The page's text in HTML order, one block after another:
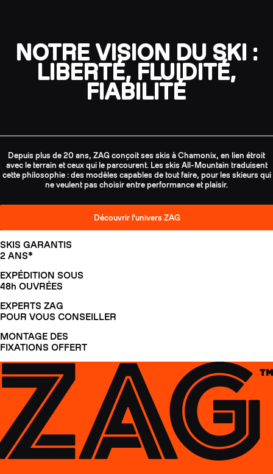
NOTRE VISION DU SKI :
LIBERTÉ, FLUIDITÉ,
FIABILITÉ
Depuis plus de 20 ans, ZAG conçoit ses skis à Chamonix, en lien étroit
avec le terrain et ceux qui le parcourent. Les skis All-Mountain traduisent
cette philosophie : des modèles capables de tout faire, pour les skieurs qui
ne veulent pas choisir entre performance et plaisir.
Découvrir l'univers ZAG
SKIS GARANTIS
2 ANS*
EXPÉDITION SOUS
48h OUVRÉES
EXPERTS ZAG
POUR VOUS CONSEILLER
MONTAGE DES
FIXATIONS OFFERT